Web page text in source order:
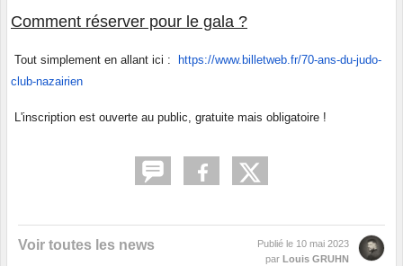
Comment réserver pour le gala ?
Tout simplement en allant ici :
https://www.billetweb.fr/70-ans-du-judo-
club-nazairien
L'inscription est ouverte au public, gratuite mais obligatoire !
Voir toutes les news Publié le 10 mai 2023
par Louis GRUHN